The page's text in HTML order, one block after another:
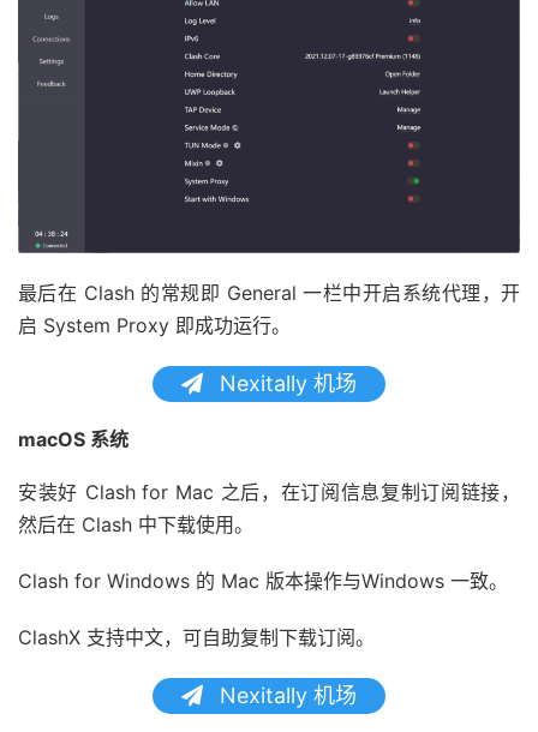
最后在 Clash 的常规即 General 一栏中开启系统代理，开
启 System Proxy 即成功运行。
Nexitally 机场
macOS 系统
安装好 Clash for Mac 之后，在订阅信息复制订阅链接，
然后在 Clash 中下载使用。
Clash for Windows 的 Mac 版本操作与Windows 一致。
ClashX 支持中文，可自助复制下载订阅。
Nexitally 机场